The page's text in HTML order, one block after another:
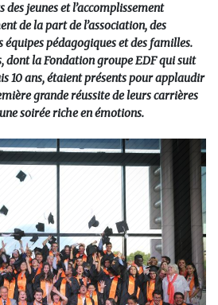
jeunes et l’accomplissement
de la part de l’association, des
pédagogiques et des familles.
dont la Fondation groupe EDF qui suit
10 ans, étaient présents pour applaudir
grande réussite de leurs carrières
soirée riche en émotions.